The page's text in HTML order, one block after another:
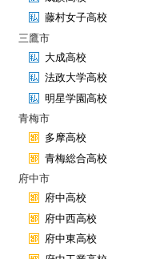
藤村女子高校
三鷹市
大成高校
法政大学高校
明星学園高校
青梅市
多摩高校
青梅総合高校
府中市
府中高校
府中西高校
府中東高校